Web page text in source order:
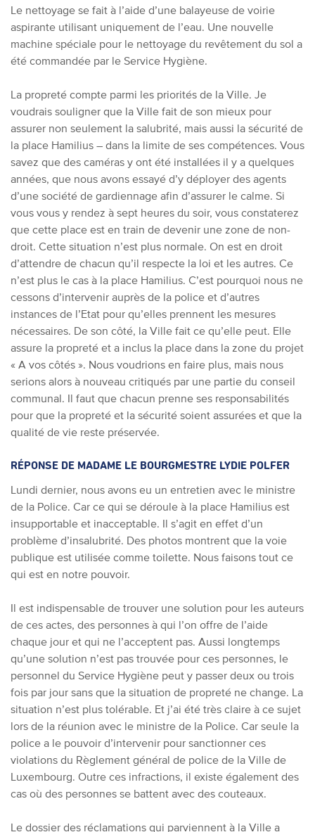
Le nettoyage se fait à l’aide d’une balayeuse de voirie
aspirante utilisant uniquement de l’eau. Une nouvelle
machine spéciale pour le nettoyage du revêtement du sol a
été commandée par le Service Hygiène.
La propreté compte parmi les priorités de la Ville. Je
voudrais souligner que la Ville fait de son mieux pour
assurer non seulement la salubrité, mais aussi la sécurité de
la place Hamilius – dans la limite de ses compétences. Vous
savez que des caméras y ont été installées il y a quelques
années, que nous avons essayé d’y déployer des agents
d’une société de gardiennage afin d’assurer le calme. Si
vous vous y rendez à sept heures du soir, vous constaterez
que cette place est en train de devenir une zone de non-
droit. Cette situation n’est plus normale. On est en droit
d’attendre de chacun qu’il respecte la loi et les autres. Ce
n’est plus le cas à la place Hamilius. C’est pourquoi nous ne
cessons d’intervenir auprès de la police et d’autres
instances de l’Etat pour qu’elles prennent les mesures
nécessaires. De son côté, la Ville fait ce qu’elle peut. Elle
assure la propreté et a inclus la place dans la zone du projet
« A vos côtés ». Nous voudrions en faire plus, mais nous
serions alors à nouveau critiqués par une partie du conseil
communal. Il faut que chacun prenne ses responsabilités
pour que la propreté et la sécurité soient assurées et que la
qualité de vie reste préservée.
RÉPONSE DE MADAME LE BOURGMESTRE LYDIE POLFER
Lundi dernier, nous avons eu un entretien avec le ministre
de la Police. Car ce qui se déroule à la place Hamilius est
insupportable et inacceptable. Il s’agit en effet d’un
problème d’insalubrité. Des photos montrent que la voie
publique est utilisée comme toilette. Nous faisons tout ce
qui est en notre pouvoir.
Il est indispensable de trouver une solution pour les auteurs
de ces actes, des personnes à qui l’on offre de l’aide
chaque jour et qui ne l’acceptent pas. Aussi longtemps
qu’une solution n’est pas trouvée pour ces personnes, le
personnel du Service Hygiène peut y passer deux ou trois
fois par jour sans que la situation de propreté ne change. La
situation n’est plus tolérable. Et j’ai été très claire à ce sujet
lors de la réunion avec le ministre de la Police. Car seule la
police a le pouvoir d’intervenir pour sanctionner ces
violations du Règlement général de police de la Ville de
Luxembourg. Outre ces infractions, il existe également des
cas où des personnes se battent avec des couteaux.
Le dossier des réclamations qui parviennent à la Ville a